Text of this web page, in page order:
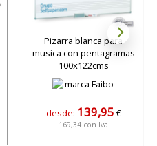
Pizarra blanca para
musica con pentagramas
100x122cms
desde: 139,95 €
169,34 con Iva